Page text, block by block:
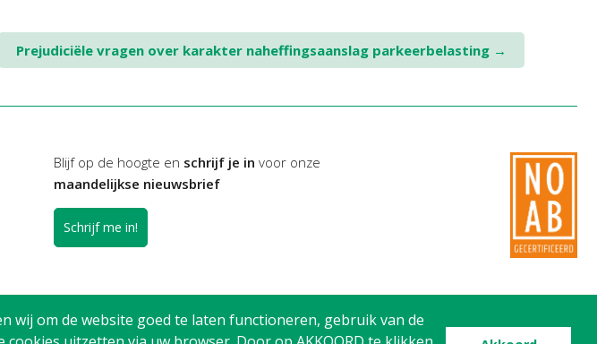
wij om de website goed te laten functioneren, gebruik van de
Prejudiciële vragen over karakter naheffingsaanslag parkeerbelasting →
Blijf op de hoogte en schrijf je in voor onze
maandelijkse nieuwsbrief
Schrijf me in!